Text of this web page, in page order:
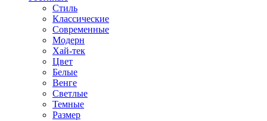
Стиль
Классические
Современные
Модерн
Хай-тек
Цвет
Белые
Венге
Светлые
Темные
Размер